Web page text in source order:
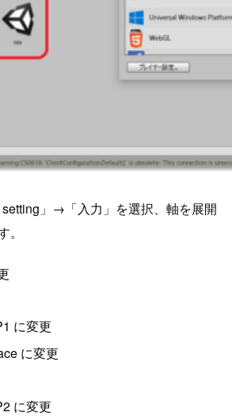
」→「入力」を選択、軸を展開
に変更
に変更
に変更